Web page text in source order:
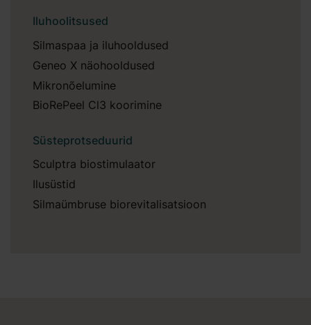
Iluhoolitsused
Silmaspaa ja iluhooldused
Geneo X näohooldused
Mikronõelumine
BioRePeel Cl3 koorimine
Süsteprotseduurid
Sculptra biostimulaator
Ilusüstid
Silmaümbruse biorevitalisatsioon